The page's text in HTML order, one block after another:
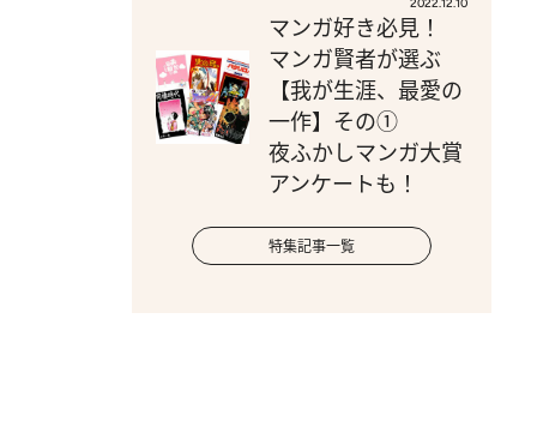
2022.12.10
マンガ好き必見！
マンガ賢者が選ぶ
【我が生涯、最愛の
一作】その①
夜ふかしマンガ大賞
アンケートも！
特集記事一覧